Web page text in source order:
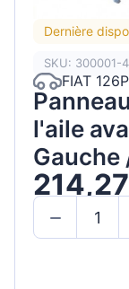
Dernière
SKU: 300001-
FIAT
l'aile
Gauche